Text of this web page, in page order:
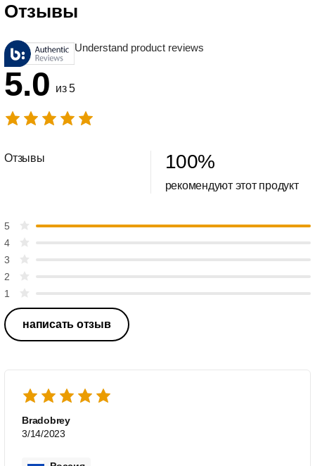
Отзывы
Understand product reviews
5.0 из 5
Отзывы 100%
рекомендуют этот продукт
5
4
3
2
1
написать отзыв
Bradobrey
3/14/2023